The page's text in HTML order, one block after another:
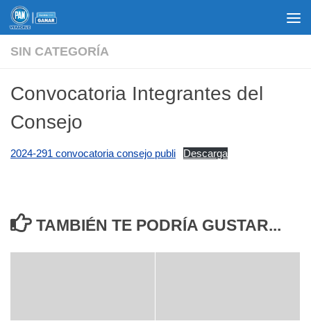
Saltar al contenido
SIN CATEGORÍA
Convocatoria Integrantes del
Consejo
2024-291 convocatoria consejo publi Descarga
TAMBIÉN TE PODRÍA GUSTAR...